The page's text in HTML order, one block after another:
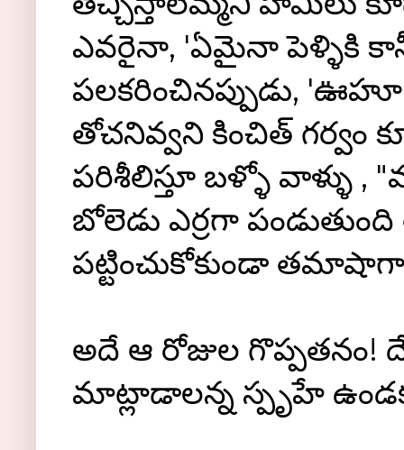
ఎవరైనా, 'ఏమైనా పెళ్ళికి
పలకరించినప్పుడు,
తోచనివ్వని కించిత్ గర్వం
పరిశీలిస్తూ బళ్ళో వాళ్ళు ,
బోలెడు ఎర్రగా
పట్టించుకోకుండా
అదే ఆ రోజుల గొప్పతనం!
మాట్లాడాలన్న స్పృహే